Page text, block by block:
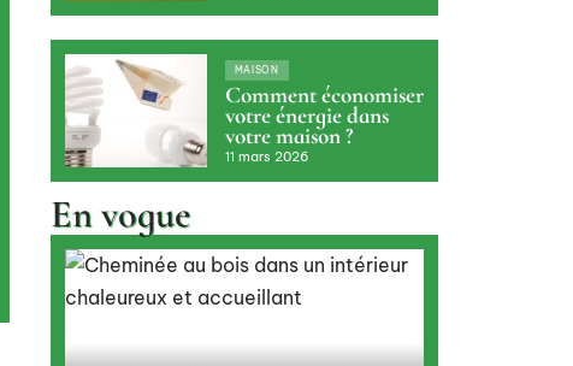
MAISON
Comment économiser
votre énergie dans
votre maison ?
11 mars 2026
En vogue